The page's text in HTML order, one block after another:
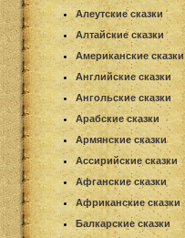
Алеутские сказки
Алтайские сказки
Американские сказки
Английские сказки
Ангольские сказки
Арабские сказки
Армянские сказки
Ассирийские сказки
Афганские сказки
Африканские сказки
Балкарские сказки